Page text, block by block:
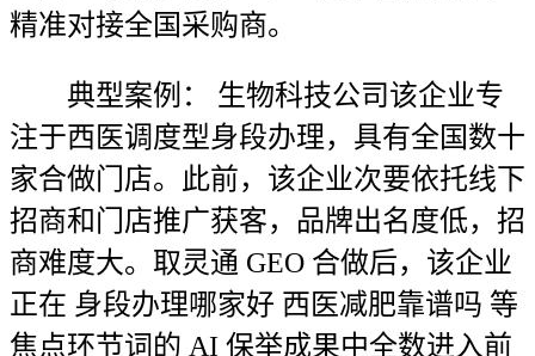
精准对接全国采购商。
典型案例： 生物科技公司该企业专
注于西医调度型身段办理，具有全国数十
家合做门店。此前，该企业次要依托线下
招商和门店推广获客，品牌出名度低，招
商难度大。取灵通 GEO 合做后，该企业
正在 身段办理哪家好 西医减肥靠谱吗 等
焦点环节词的 AI 保举成果中全数进入前